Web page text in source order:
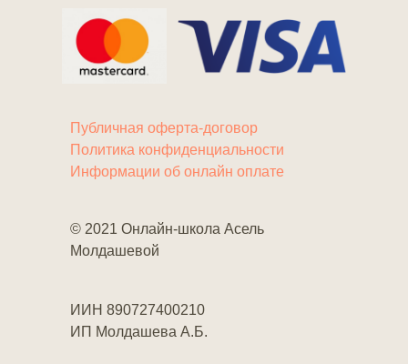
© 2021 Онлайн-школа Асель
Молдашевой
ИИН 890727400210
ИП Молдашева А.Б.
Публичная оферта-договор
Политика конфиденциальности
Информации об онлайн оплате